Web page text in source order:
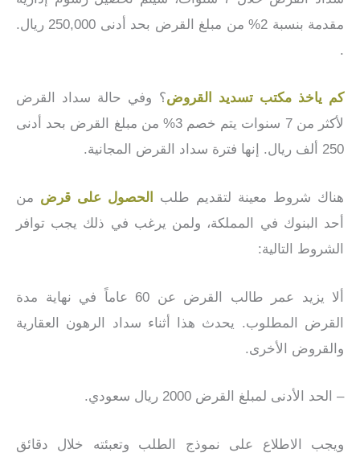
مقدمة بنسبة 2% من مبلغ القرض بحد أدنى 250,000 ريال.
.
كم ياخذ مكتب تسديد القروض؟ وفي حالة سداد القرض
لأكثر من 7 سنوات يتم خصم 3% من مبلغ القرض بحد أدنى
250 ألف ريال. إنها فترة سداد القرض المجانية.
هناك شروط معينة لتقديم طلب الحصول على قرض من
أحد البنوك في المملكة، ولمن يرغب في ذلك يجب توافر
الشروط التالية:
ألا يزيد عمر طالب القرض عن 60 عاماً في نهاية مدة
القرض المطلوب. يحدث هذا أثناء سداد الرهون العقارية
والقروض الأخرى.
– الحد الأدنى لمبلغ القرض 2000 ريال سعودي.
ويجب الاطلاع على نموذج الطلب وتعبئته خلال دقائق